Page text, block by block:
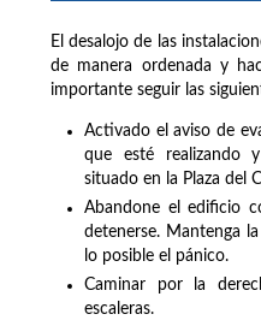
El desalojo de las
de manera ordenada y
importante seguir las
Activado el aviso de
que esté realizando
situado en la Plaza del
Abandone el edificio
detenerse. Mantenga
lo posible el pánico.
Caminar por la
escaleras.